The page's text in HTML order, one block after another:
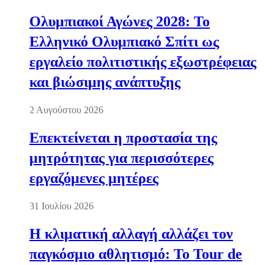
Ολυμπιακοί Αγώνες 2028: Το
Ελληνικό Ολυμπιακό Σπίτι ως
εργαλείο πολιτιστικής εξωστρέφειας
και βιώσιμης ανάπτυξης
2 Αυγούστου 2026
Επεκτείνεται η προστασία της
μητρότητας για περισσότερες
εργαζόμενες μητέρες
31 Ιουλίου 2026
Η κλιματική αλλαγή αλλάζει τον
παγκόσμιο αθλητισμό: Το Tour de